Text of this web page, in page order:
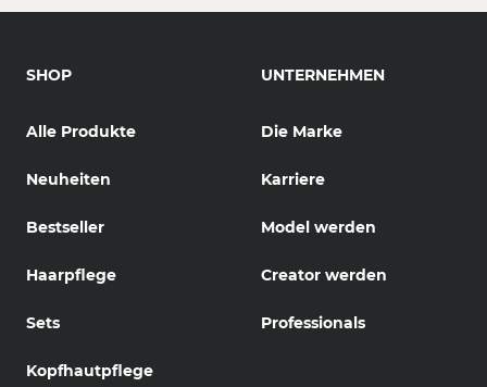
SHOP
Alle Produkte
Neuheiten
Bestseller
Haarpflege
Sets
Kopfhautpflege
UNTERNEHMEN
Die Marke
Karriere
Model werden
Creator werden
Professionals